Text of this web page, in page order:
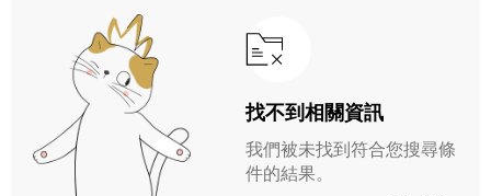
找不到相關資訊
我們被未找到符合您搜尋條
件的結果。